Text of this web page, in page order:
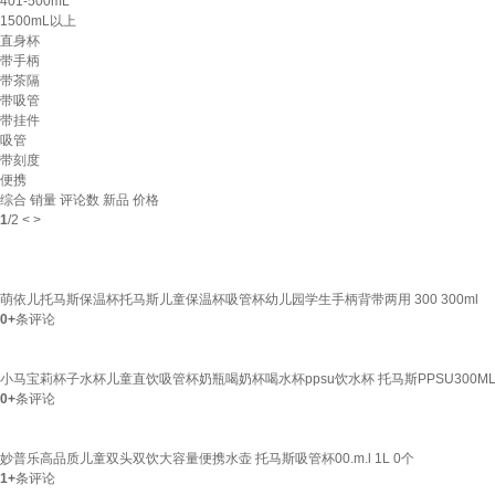
1500mL以上
直身杯
带手柄
带茶隔
带吸管
带挂件
吸管
带刻度
便携
综合 销量 评论数 新品 价格
1/2 < >
萌依儿托马斯保温杯托马斯儿童保温杯吸管杯幼儿园学生手柄背带两用 300 300ml
0+条评论
小马宝莉杯子水杯儿童直饮吸管杯奶瓶喝奶杯喝水杯ppsu饮水杯 托马斯
0+条评论
妙普乐高品质儿童双头双饮大容量便携水壶 托马斯吸管杯00.m.l 1L 0个
1+条评论